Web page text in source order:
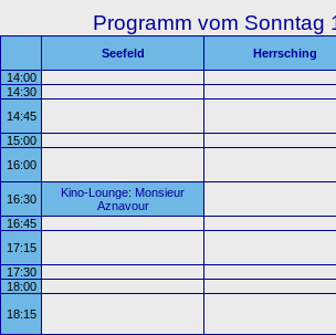
Programm vom Sonntag
Seefeld Herrsching
14:00
14:30
14:45
15:00
16:00
16:30
Kino-Lounge: Monsieur
Aznavour
16:45
17:15
17:30
18:00
18:15